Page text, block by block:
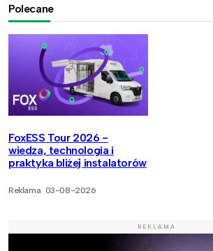
Polecane
FoxESS Tour 2026 -
wiedza, technologia i
praktyka bliżej instalatorów
Reklama 03-08-2026
REKLAMA